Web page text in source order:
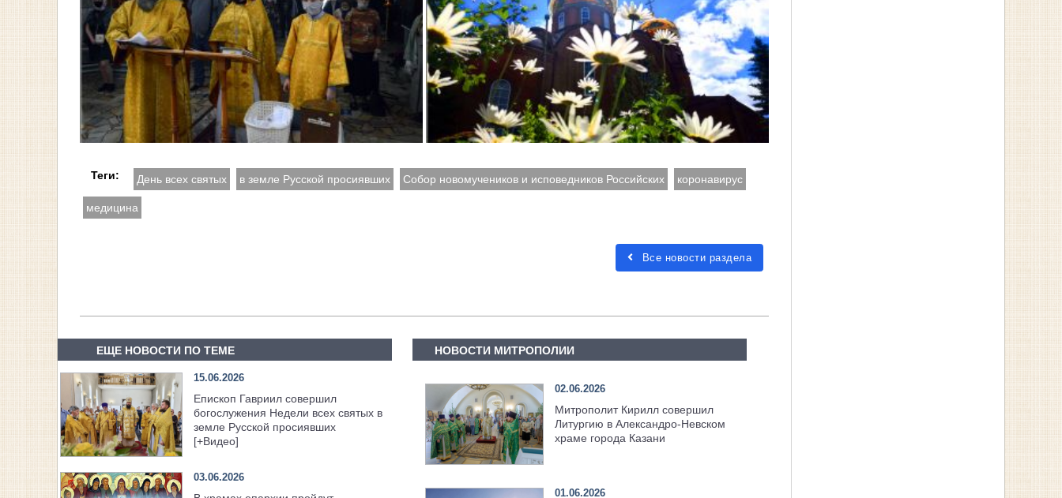
Теги: День всех святых в земле Русской просиявших Собор новомучеников и исповедников Российских коронавирус
медицина
Все новости раздела
ЕЩЕ НОВОСТИ ПО ТЕМЕ
15.06.2026
Епископ Гавриил совершил
богослужения Недели всех святых в
земле Русской просиявших
[+Видео]
03.06.2026
НОВОСТИ МИТРОПОЛИИ
02.06.2026
Митрополит Кирилл совершил
Литургию в Александро-Невском
храме города Казани
01.06.2026